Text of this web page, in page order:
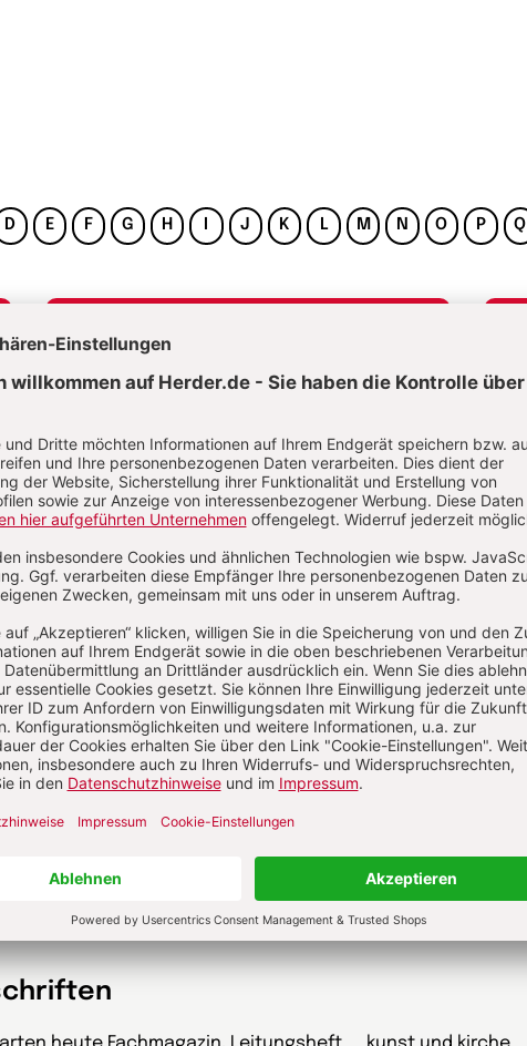
D E F G H I J K L M N O P Q
E-Mail und
Onlineservice
kundenservice@herder.de
Wir freuen uns über Ihre Nachricht.